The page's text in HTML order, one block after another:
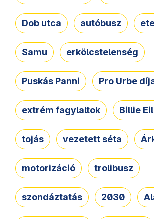
Dob utca autóbusz
Samu erkölcstelenség
Puskás Panni Pro Urbe
extrém fagylaltok Billie
tojás vezetett séta
motorizáció trolibusz
szondáztatás 2030